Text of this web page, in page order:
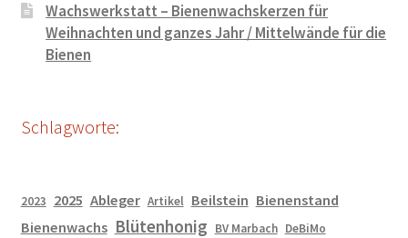
Wachswerkstatt – Bienenwachskerzen für
Weihnachten und ganzes Jahr / Mittelwände für die
Bienen
Schlagworte:
2023 2025 Ableger Artikel Beilstein Bienenstand
Bienenwachs Blütenhonig BV Marbach DeBiMo